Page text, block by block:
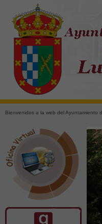
Bienvenidos a la web del Ayuntamiento